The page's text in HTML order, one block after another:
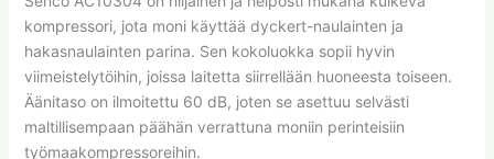
kompressori, jota moni käyttää dyckert-naulainten ja
hakasnaulainten parina. Sen kokoluokka sopii hyvin
viimeistelytöihin, joissa laitetta siirrellään huoneesta toiseen.
Äänitaso on ilmoitettu 60 dB, joten se asettuu selvästi
maltillisempaan päähän verrattuna moniin perinteisiin
työmaakompressoreihin.